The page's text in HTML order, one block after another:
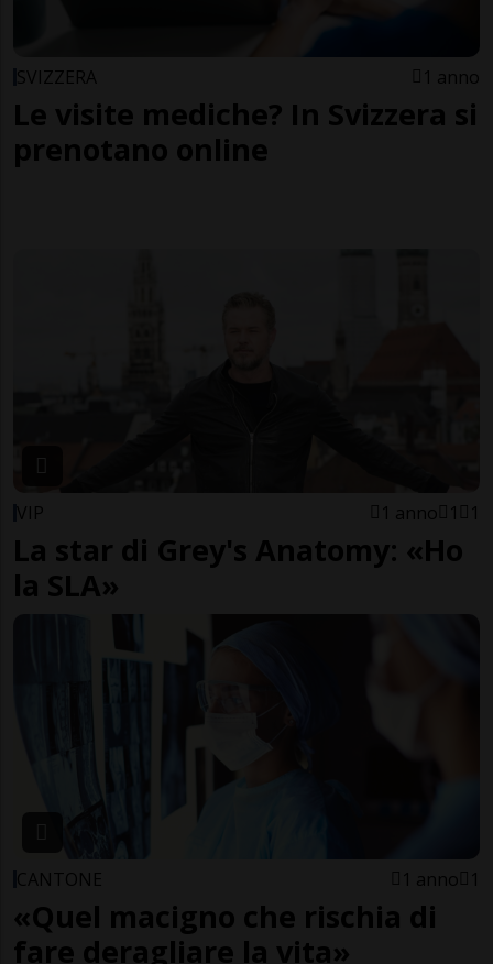
SVIZZERA 1 anno
Le visite mediche? In Svizzera si
prenotano online
VIP 1 anno 1 1
La star di Grey's Anatomy: «Ho
la SLA»
CANTONE 1 anno 1
«Quel macigno che rischia di
fare deragliare la vita»